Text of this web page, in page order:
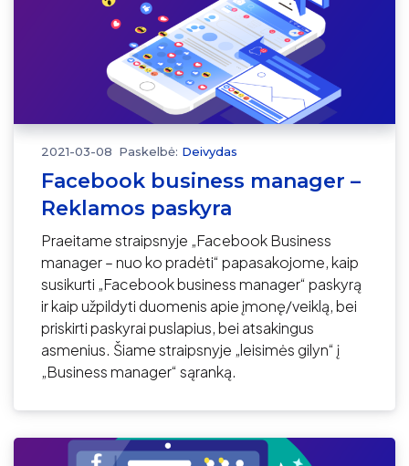
2021-03-08 Paskelbė: Deivydas
Facebook business manager –
Reklamos paskyra
Praeitame straipsnyje „Facebook Business
manager – nuo ko pradėti“ papasakojome, kaip
susikurti „Facebook business manager“ paskyrą
ir kaip užpildyti duomenis apie įmonę/veiklą, bei
priskirti paskyrai puslapius, bei atsakingus
asmenius. Šiame straipsnyje „leisimės gilyn“ į
„Business manager“ sąranką.